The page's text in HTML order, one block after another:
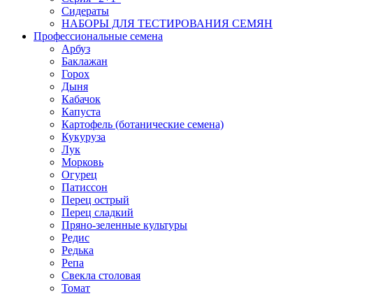
Сидераты
НАБОРЫ ДЛЯ ТЕСТИРОВАНИЯ СЕМЯН
Профессиональные семена
Арбуз
Баклажан
Горох
Дыня
Кабачок
Капуста
Картофель (ботанические семена)
Кукуруза
Лук
Морковь
Огурец
Патиссон
Перец острый
Перец сладкий
Пряно-зеленные культуры
Редис
Редька
Репа
Свекла столовая
Томат